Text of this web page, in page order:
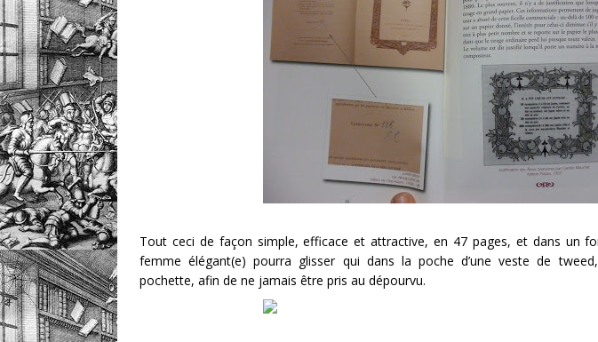
Tout ceci de façon simple, efficace et attractive, en 47 pages, et dans un
femme élégant(e) pourra glisser qui dans la poche d’une veste de
pochette, afin de ne jamais être pris au dépourvu.